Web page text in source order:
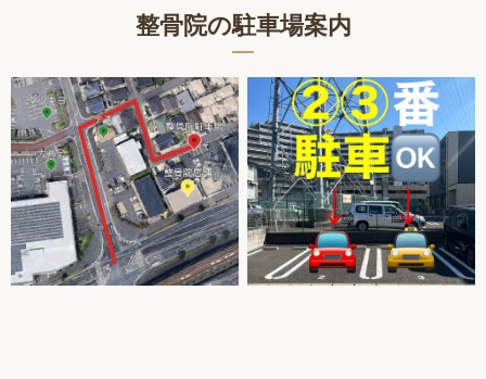
整骨院の駐車場案内